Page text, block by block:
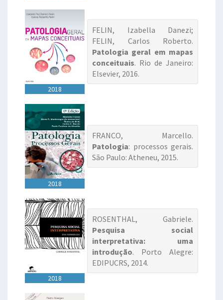
2018
FELIN, Izabella Danezi;
FELIN, Carlos Roberto.
Patologia geral em mapas
conceituais. Rio de Janeiro:
Elsevier, 2016.
2018
FRANCO, Marcello.
Patologia: processos gerais.
São Paulo: Atheneu, 2015.
2018
ROSENTHAL, Gabriele.
Pesquisa social
interpretativa: uma
introdução. Porto Alegre:
EDIPUCRS, 2014.